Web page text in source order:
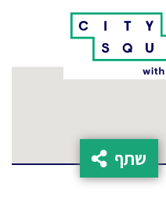
שתף